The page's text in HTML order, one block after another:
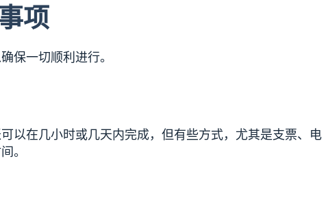
项
保一切顺利进行。
以在几小时或几天内完成，但有些方式，尤其是支票、电
。